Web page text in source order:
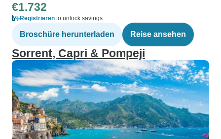
€1.732
Registrieren to unlock savings
Broschüre herunterladen Reise ansehen
Sorrent, Capri & Pompeji